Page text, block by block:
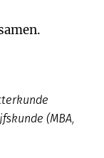
(MBA,